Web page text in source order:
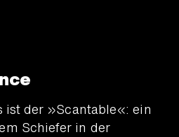
ist der »Scantable«: ein
Schiefer in der